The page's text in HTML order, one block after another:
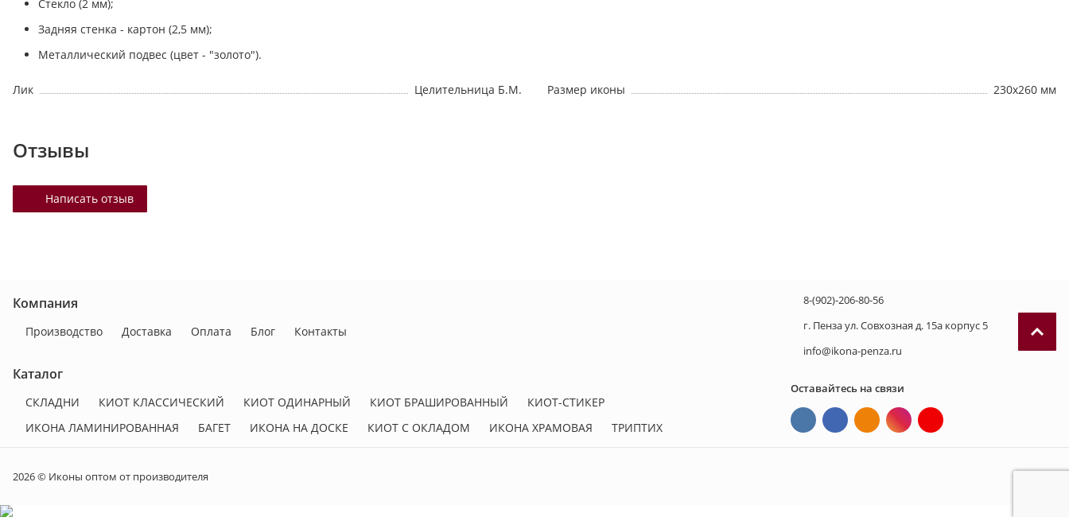
Стекло (2 мм);
Задняя стенка - картон (2,5 мм);
Металлический подвес (цвет - "золото").
Лик Целительница Б.М. Размер иконы 230х260 мм
Отзывы
Написать отзыв
Компания
Производство Доставка Оплата Блог Контакты
Каталог
СКЛАДНИ КИОТ КЛАССИЧЕСКИЙ КИОТ ОДИНАРНЫЙ КИОТ БРАШИРОВАННЫЙ
КИОТ-СТИКЕР
ИКОНА ЛАМИНИРОВАННАЯ
БАГЕТ ИКОНА НА ДОСКЕ КИОТ С ОКЛАДОМ ИКОНА ХРАМОВАЯ ТРИПТИХ
8-(902)-206-80-56
г. Пенза ул. Совхозная д. 15а корпус 5
info@ikona-penza.ru
Оставайтесь на связи
2026 © Иконы оптом от производителя